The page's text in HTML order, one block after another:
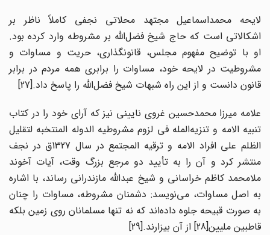
لایحه محمداسماعیل مجتهد محلاتی نجفی کاملاً ناظر بر
اشکالاتی است که حاج شیخ فضل‌الله بر مشروطه وارد کرده بود.
او با توضیح مفهوم مجلس، قانونگذاری، حریت و مساوات و
مشروطیت در لایحه خود، مساوات را برابری همه مردم در برابر
قانون دانست و از این راه شبهات شیخ فضل‌الله را پاسخ داد.[27]
علامه میرزا محمدحسین غروی نایینی نیز که آرای خود را در کتاب
تنبیه الامه و تنزیه‌المله فی لزوم مشروطیه الدوله المنتخبه لتقلیل
الظلم علی افراد الامه و ترقیه المجتمع در سال 1327ق در نجف
منتشر کرد و آن را به تأیید دو مرجع بزرگ وقت، آیات آخوند
ملامحمد کاظم خراسانی و شیخ عبدالله مازندرانی رساند، با اشاره
به اصل مساوات، می‌نویسد: دشمنان مشروطه، مساوات را چنان
به صورت قبیحه جلوه داده‌اند که نه تنها مسلمانان روی زمین بلکه
قاطبین ملیین[28] از آن بیزارند.[29]